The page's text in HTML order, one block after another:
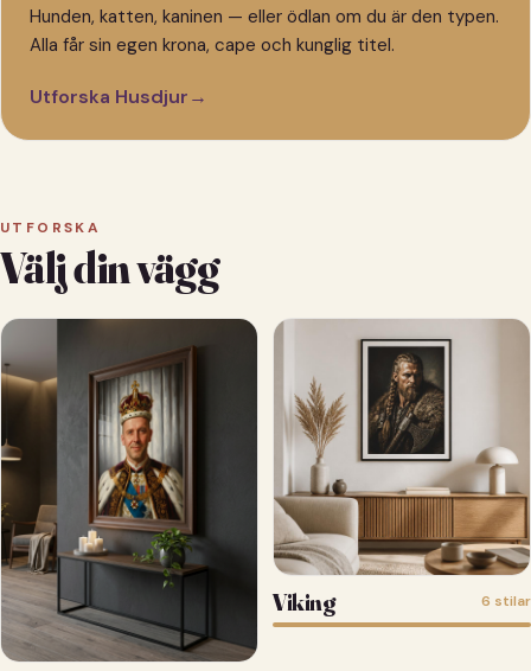
Hunden, katten, kaninen — eller ödlan om du är den typen.
Alla får sin egen krona, cape och kunglig titel.
Utforska Husdjur→
UTFORSKA
Välj din vägg
Viking 6 stilar